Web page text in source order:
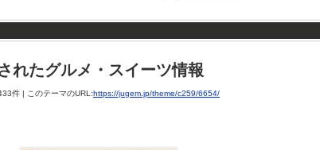
れたグルメ・スイーツ情報
件 | このテーマのURL:https://jugem.jp/theme/c259/6654/